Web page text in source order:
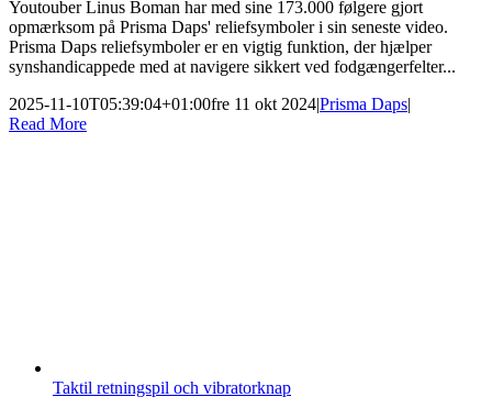
Youtouber Linus Boman har med sine 173.000 følgere gjort
opmærksom på Prisma Daps' reliefsymboler i sin seneste video.
Prisma Daps reliefsymboler er en vigtig funktion, der hjælper
synshandicappede med at navigere sikkert ved fodgængerfelter...
2025-11-10T05:39:04+01:00fre 11 okt 2024|Prisma Daps|
Read More
Taktil retningspil och vibratorknap